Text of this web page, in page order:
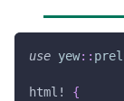
use yew::
html!
{